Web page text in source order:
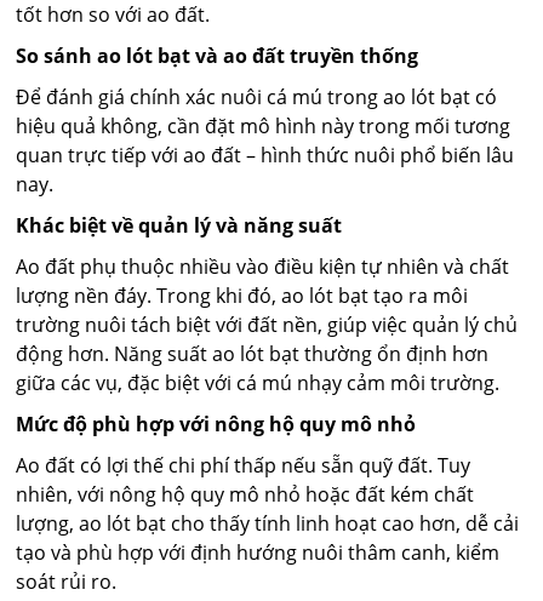
tốt hơn so với ao đất.
So sánh ao lót bạt và ao đất truyền thống
Để đánh giá chính xác nuôi cá mú trong ao lót bạt có
hiệu quả không, cần đặt mô hình này trong mối tương
quan trực tiếp với ao đất – hình thức nuôi phổ biến lâu
nay.
Khác biệt về quản lý và năng suất
Ao đất phụ thuộc nhiều vào điều kiện tự nhiên và chất
lượng nền đáy. Trong khi đó, ao lót bạt tạo ra môi
trường nuôi tách biệt với đất nền, giúp việc quản lý chủ
động hơn. Năng suất ao lót bạt thường ổn định hơn
giữa các vụ, đặc biệt với cá mú nhạy cảm môi trường.
Mức độ phù hợp với nông hộ quy mô nhỏ
Ao đất có lợi thế chi phí thấp nếu sẵn quỹ đất. Tuy
nhiên, với nông hộ quy mô nhỏ hoặc đất kém chất
lượng, ao lót bạt cho thấy tính linh hoạt cao hơn, dễ cải
tạo và phù hợp với định hướng nuôi thâm canh, kiểm
soát rủi ro.